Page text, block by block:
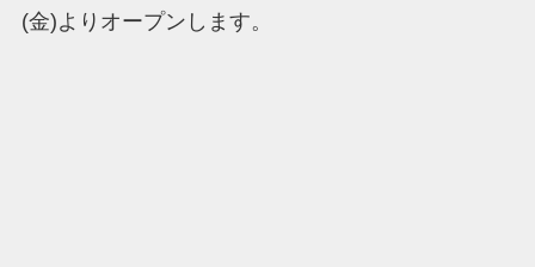
(金)よりオープンします。